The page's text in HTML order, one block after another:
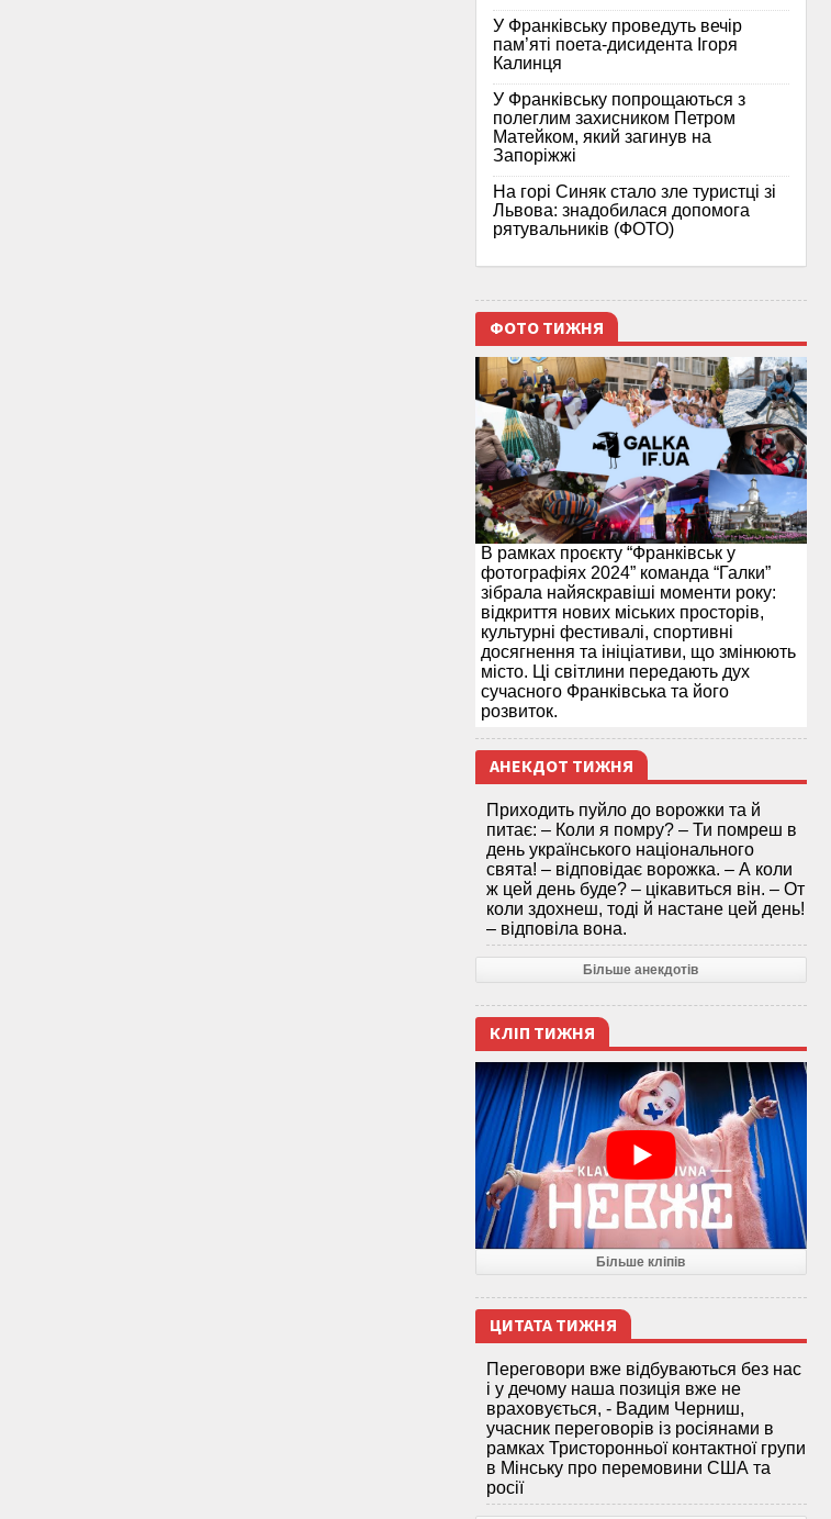
У Франківську проведуть вечір
пам’яті поета-дисидента Ігоря
Калинця
У Франківську попрощаються з
полеглим захисником Петром
Матейком, який загинув на
Запоріжжі
На горі Синяк стало зле туристці зі
Львова: знадобилася допомога
рятувальників (ФОТО)
ФОТО ТИЖНЯ
В рамках проєкту “Франківськ у
фотографіях 2024” команда “Галки”
зібрала найяскравіші моменти року:
відкриття нових міських просторів,
культурні фестивалі, спортивні
досягнення та ініціативи, що змінюють
місто. Ці світлини передають дух
сучасного Франківська та його
розвиток.
АНЕКДОТ ТИЖНЯ
Приходить пуйло до ворожки та й
питає: – Коли я помру? – Ти помреш в
день українського національного
свята! – відповідає ворожка. – А коли
ж цей день буде? – цікавиться він. – От
коли здохнеш, тоді й настане цей день!
– відповіла вона.
Більше анекдотів
КЛІП ТИЖНЯ
Більше кліпів
ЦИТАТА ТИЖНЯ
Переговори вже відбуваються без нас
і у дечому наша позиція вже не
враховується, - Вадим Черниш,
учасник переговорів із росіянами в
рамках Тристоронньої контактної групи
в Мінську про перемовини США та
росії